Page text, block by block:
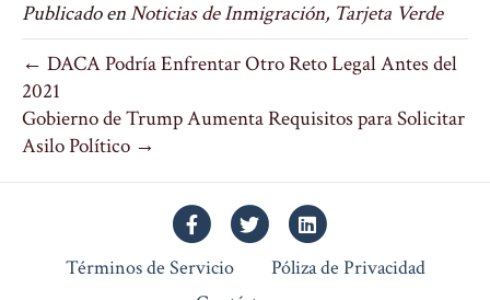
Publicado enNoticias de Inmigración, Tarjeta Verde
← DACA Podría Enfrentar Otro Reto Legal Antes del
2021
Gobierno de Trump Aumenta Requisitos para Solicitar
Asilo Político →
FacebookTwitterLinkedin
Términos de Servicio
Póliza de Privacidad